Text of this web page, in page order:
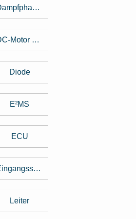
Dampfphasenlöten
DC-Motor brushed
Diode
E²MS
ECU
Eingangsspannung
Leiter